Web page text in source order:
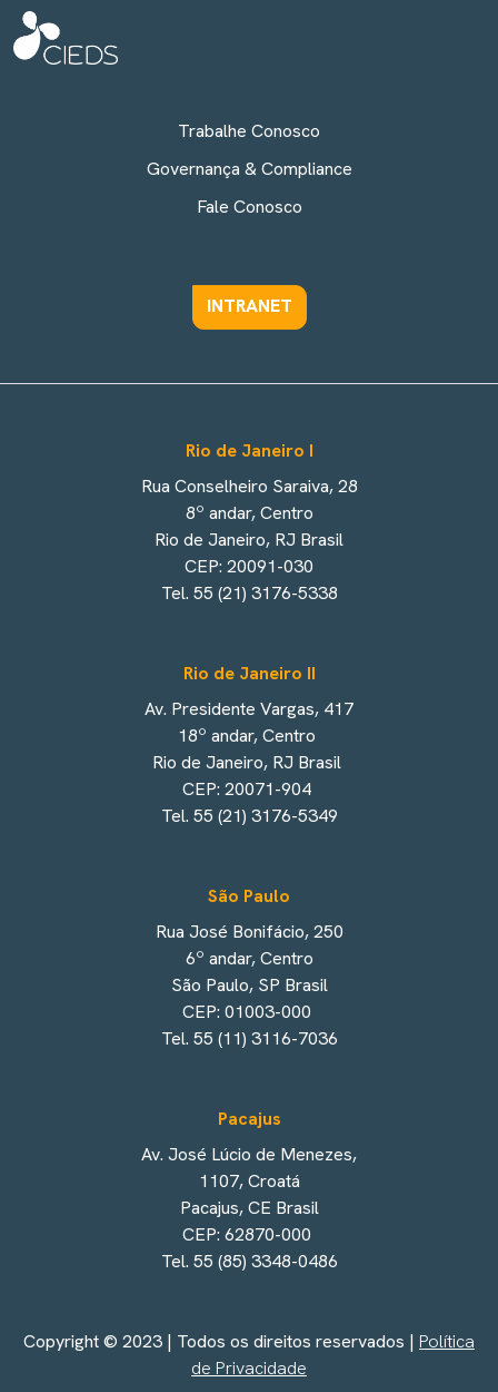
Trabalhe Conosco
Governança & Compliance
Fale Conosco
INTRANET
Rio de Janeiro I
Rua Conselheiro Saraiva, 28
8º andar, Centro
Rio de Janeiro, RJ Brasil
CEP: 20091-030
Tel. 55 (21) 3176-5338
Rio de Janeiro II
Av. Presidente Vargas, 417
18º andar, Centro
Rio de Janeiro, RJ Brasil
CEP: 20071-904
Tel. 55 (21) 3176-5349
São Paulo
Rua José Bonifácio, 250
6º andar, Centro
São Paulo, SP Brasil
CEP: 01003-000
Tel. 55 (11) 3116-7036
Pacajus
Av. José Lúcio de Menezes,
1107, Croatá
Pacajus, CE Brasil
CEP: 62870-000
Tel. 55 (85) 3348-0486
Copyright © 2023 | Todos os direitos reservados | Política
de Privacidade